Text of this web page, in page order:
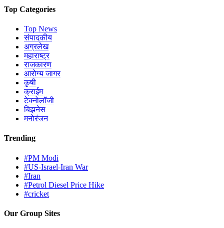
Top Categories
Top News
संपादकीय
अग्रलेख
महाराष्ट्र
राजकारण
आरोग्य जागर
कृषी
क्राईम
टेक्नोलॉजी
बिझनेस
मनोरंजन
Trending
#PM Modi
#US-Israel-Iran War
#Iran
#Petrol Diesel Price Hike
#cricket
Our Group Sites